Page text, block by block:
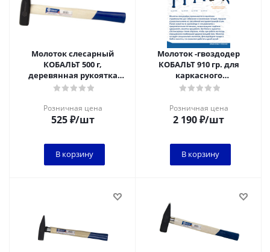
Молоток слесарный
КОБАЛЬТ 500 г,
деревянная рукоятка
1/6**
Розничная цена
525₽/шт
В корзину
Молоток -гвоздодер
КОБАЛЬТ 910 гр. для
каркасного
строительства, рукоятка
Розничная цена
2 190₽/шт
В корзину